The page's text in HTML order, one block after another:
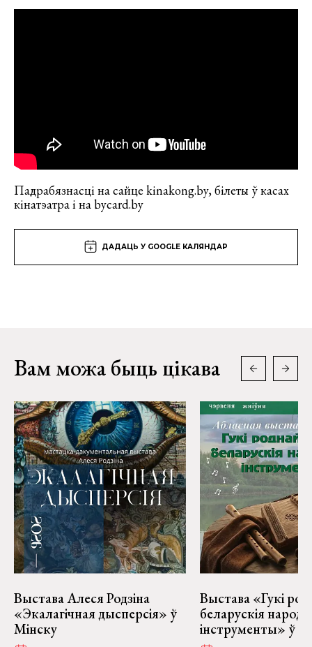
Падрабязнасці на сайце kinakong.by, білеты ў касах
кінатэатра і на bycard.by
ДАДАЦЬ У GOOGLE КАЛЯНДАР
Вам можа быць цікава
Выстава Алеся Родзіна
«Экалагічная дысперсія» ў
Мінску
Выстава «Гукі
беларускія
інструменты» ў